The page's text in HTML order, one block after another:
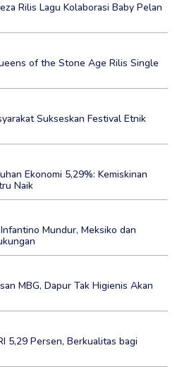
Rilis Lagu Kolaborasi Baby Pelan
of the Stone Age Rilis Single
Sukseskan Festival Etnik
Ekonomi 5,29%: Kemiskinan
Naik
Mundur, Meksiko dan
MBG, Dapur Tak Higienis Akan
5,29 Persen, Berkualitas bagi